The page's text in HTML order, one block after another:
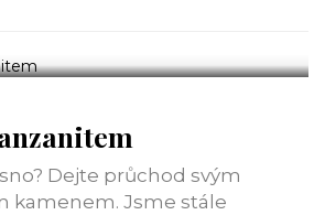
Dejte průchod svým
kamenem. Jsme stále